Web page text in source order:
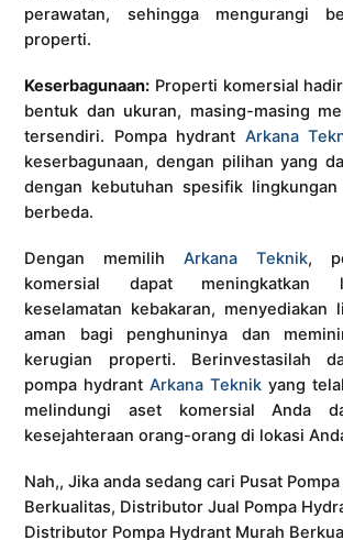
perawatan, sehingga mengurangi
properti.
Keserbagunaan: Properti komersial
bentuk dan ukuran, masing-masing
tersendiri. Pompa hydrant Arkana
keserbagunaan, dengan pilihan yang
dengan kebutuhan spesifik
berbeda.
Dengan memilihArkana Teknik,
komersial dapat meningkatkan
keselamatan kebakaran, menyediakan
aman bagi penghuninya dan
kerugian properti. Berinvestasilah
pompa hydrantArkana Teknik yang
melindungi aset komersial Anda
kesejahteraan orang-orang di lokasi
Nah,, Jika anda sedang cari Pusat
Berkualitas, Distributor Jual Pompa
Distributor Pompa Hydrant Murah